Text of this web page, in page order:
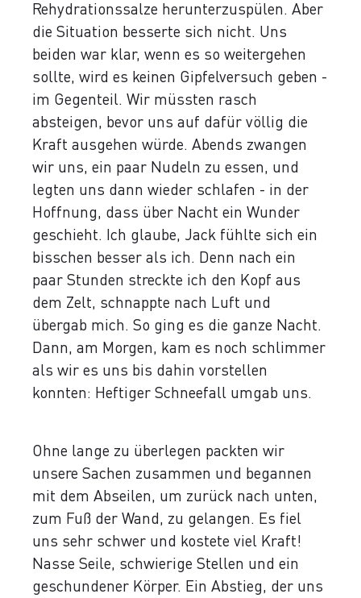
Rehydrationssalze herunterzuspülen. Aber
die Situation besserte sich nicht. Uns
beiden war klar, wenn es so weitergehen
sollte, wird es keinen Gipfelversuch geben -
im Gegenteil. Wir müssten rasch
absteigen, bevor uns auf dafür völlig die
Kraft ausgehen würde. Abends zwangen
wir uns, ein paar Nudeln zu essen, und
legten uns dann wieder schlafen - in der
Hoffnung, dass über Nacht ein Wunder
geschieht. Ich glaube, Jack fühlte sich ein
bisschen besser als ich. Denn nach ein
paar Stunden streckte ich den Kopf aus
dem Zelt, schnappte nach Luft und
übergab mich. So ging es die ganze Nacht.
Dann, am Morgen, kam es noch schlimmer
als wir es uns bis dahin vorstellen
konnten: Heftiger Schneefall umgab uns.
Ohne lange zu überlegen packten wir
unsere Sachen zusammen und begannen
mit dem Abseilen, um zurück nach unten,
zum Fuß der Wand, zu gelangen. Es fiel
uns sehr schwer und kostete viel Kraft!
Nasse Seile, schwierige Stellen und ein
geschundener Körper. Ein Abstieg, der uns